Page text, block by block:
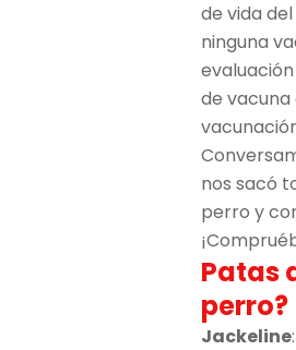
de vida
ninguna
de
nos sacó
perro y
Patas
perro?
Jackeline